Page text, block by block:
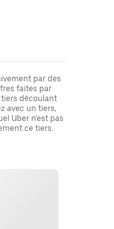
par des
faites par
découlant
avec un tiers,
Uber n'est pas
ce tiers.